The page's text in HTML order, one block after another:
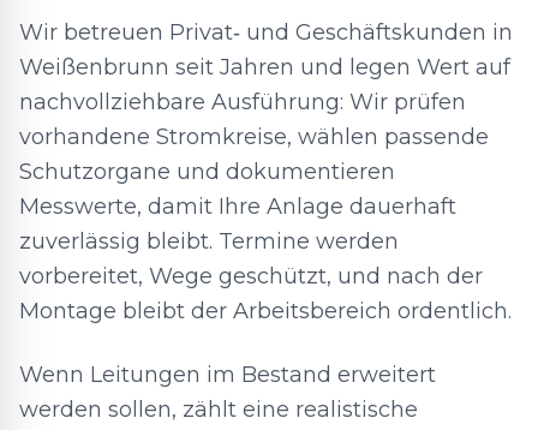
Wir betreuen Privat‑ und Geschäftskunden in
Weißenbrunn seit Jahren und legen Wert auf
nachvollziehbare Ausführung: Wir prüfen
vorhandene Stromkreise, wählen passende
Schutzorgane und dokumentieren
Messwerte, damit Ihre Anlage dauerhaft
zuverlässig bleibt. Termine werden
vorbereitet, Wege geschützt, und nach der
Montage bleibt der Arbeitsbereich ordentlich.
Wenn Leitungen im Bestand erweitert
werden sollen, zählt eine realistische